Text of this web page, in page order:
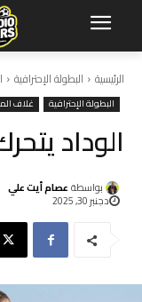
الرئيسية البطولة الإحترافية
البطولة الإحترافية غلاف
الوداد
بواسطة عصام أيت علي
دجنبر 30, 2025